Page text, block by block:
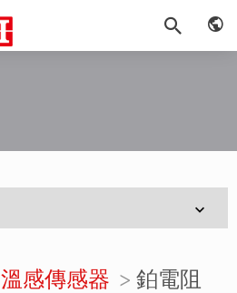
溫感傳感器 鉑電阻